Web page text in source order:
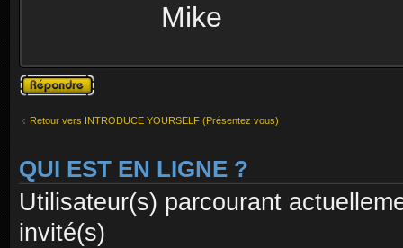
Mike
Publier une
réponse
Retour vers INTRODUCE YOURSELF (Présentez vous)
QUI EST EN LIGNE ?
Utilisateur(s) parcourant
invité(s)